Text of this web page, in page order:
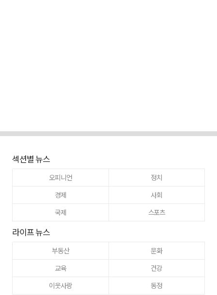
섹션별 뉴스
오피니언
정치
경제
사회
국제
스포츠
라이프 뉴스
부동산
문화
교육
건강
이웃사랑
동정